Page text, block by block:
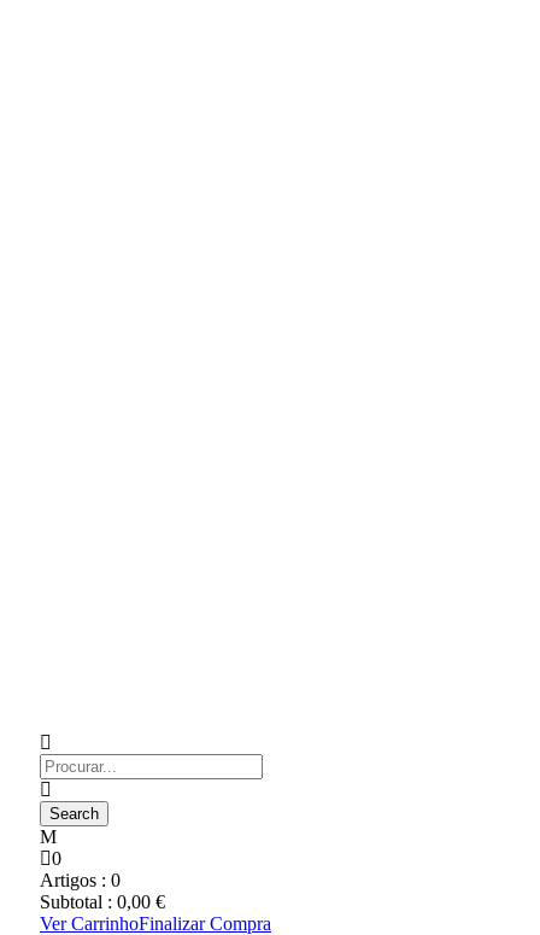
0
Artigos : 0
Subtotal : 0,00 €
Ver CarrinhoFinalizar Compra